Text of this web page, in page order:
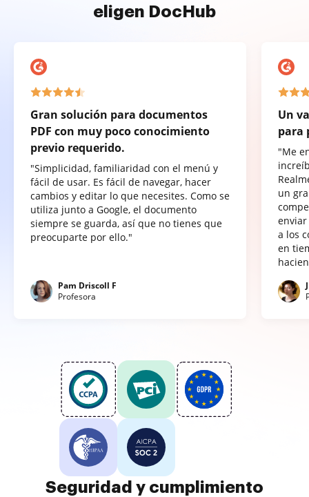
eligen DocHub
Gran solución para documentos
PDF con muy poco conocimiento
previo requerido.
"Simplicidad, familiaridad con el menú y
fácil de usar. Es fácil de navegar, hacer
cambios y editar lo que necesites. Como se
utiliza junto a Google, el documento
siempre se guarda, así que no tienes que
preocuparte por ello."
Pam Driscoll F
Profesora
Un
para
"Me
un
a los
en
Seguridad y cumplimiento